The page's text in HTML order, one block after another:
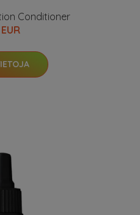
Conditioner